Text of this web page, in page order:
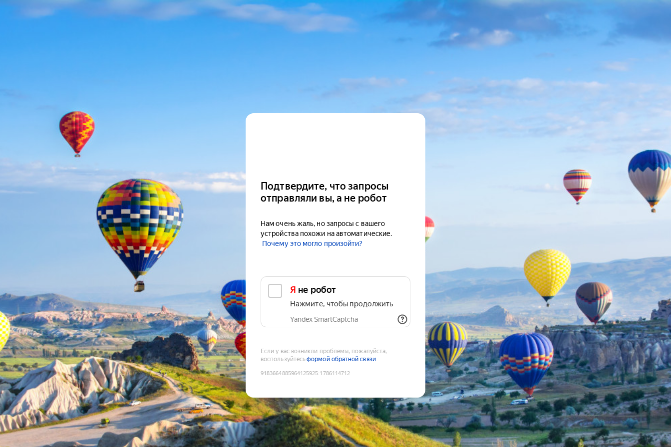
Подтвердите, что запросы
отправляли вы, а не робот
Нам очень жаль, но запросы с вашего
устройства похожи на автоматические.
Почему это могло произойти?
Я не робот
Нажмите, чтобы продолжить
Yandex SmartCaptcha
Если у вас возникли проблемы, пожалуйста,
воспользуйтесьформой обратной связи
9183664885964125925:1786114712